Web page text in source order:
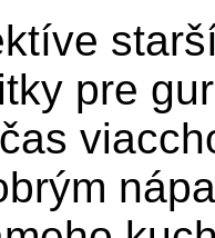
pre